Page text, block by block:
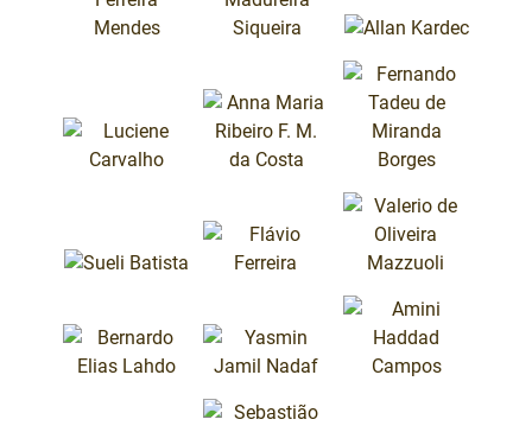
CADEIRA 25 Ernani Calháo
CADEIRA 26
João Carlos
Vicente
Ferreira
CADEIRA 27
Gilmar Ferreira
Mendes
CADEIRA 28
Siqueira
CADEIRA 29
Allan Kardec
CADEIRA 30
CADEIRA 31 CADEIRA 32
Fernando
Tadeu de M.
Borges
CADEIRA 33
Sueli Batista
CADEIRA 34 Flávio Ferreira
CADEIRA 35
CADEIRA 36